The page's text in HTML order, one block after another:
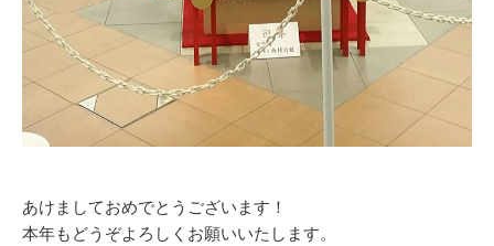
あけましておめでとうございます！
本年もどうぞよろしくお願いいたします。